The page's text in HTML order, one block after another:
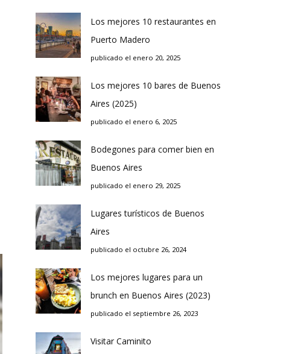
Los mejores 10 restaurantes en
Puerto Madero
publicado el enero 20, 2025
Los mejores 10 bares de Buenos
Aires (2025)
publicado el enero 6, 2025
Bodegones para comer bien en
Buenos Aires
publicado el enero 29, 2025
Lugares turísticos de Buenos
Aires
publicado el octubre 26, 2024
Los mejores lugares para un
brunch en Buenos Aires (2023)
publicado el septiembre 26, 2023
Visitar Caminito